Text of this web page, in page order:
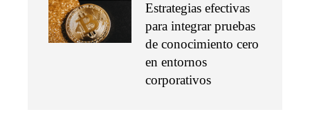
Estrategias efectivas
para integrar pruebas
de conocimiento cero
en entornos
corporativos